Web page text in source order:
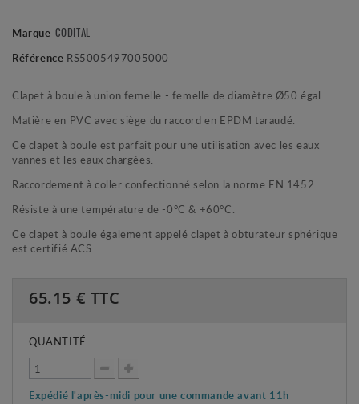
Marque CODITAL
Référence RS5005497005000
Clapet à boule à union femelle - femelle de diamètre Ø50 égal.
Matière en PVC avec siège du raccord en EPDM taraudé.
Ce clapet à boule est parfait pour une utilisation avec les eaux
vannes et les eaux chargées.
Raccordement à coller confectionné selon la norme EN 1452.
Résiste à une température de -0°C & +60°C.
Ce clapet à boule également appelé clapet à obturateur sphérique
est certifié ACS.
65.15 € TTC
QUANTITÉ
Expédié l'après-midi pour une commande avant 11h